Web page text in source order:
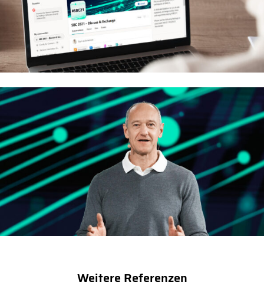
Weitere Referenzen